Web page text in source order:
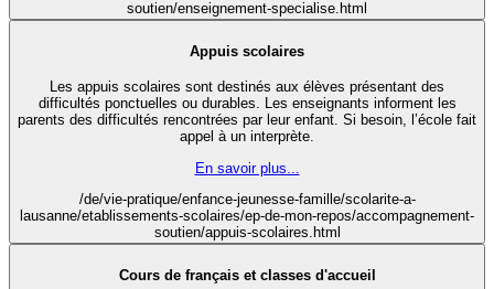
soutien/enseignement-specialise.html
Appuis scolaires
Les appuis scolaires sont destinés aux élèves présentant des
difficultés ponctuelles ou durables. Les enseignants informent les
parents des difficultés rencontrées par leur enfant. Si besoin, l’école fait
appel à un interprète.
En savoir plus...
/de/vie-pratique/enfance-jeunesse-famille/scolarite-a-
lausanne/etablissements-scolaires/ep-de-mon-repos/accompagnement-
soutien/appuis-scolaires.html
Cours de français et classes d'accueil